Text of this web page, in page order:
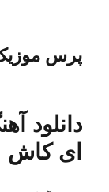
پرس
دانلود
ای کاش